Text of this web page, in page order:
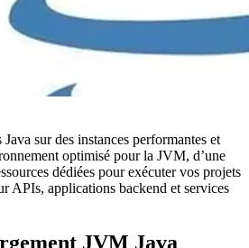
sur des instances performantes et
optimisé pour la JVM, d’une
dédiées pour exécuter vos projets
APIs, applications backend et services
JVM Java